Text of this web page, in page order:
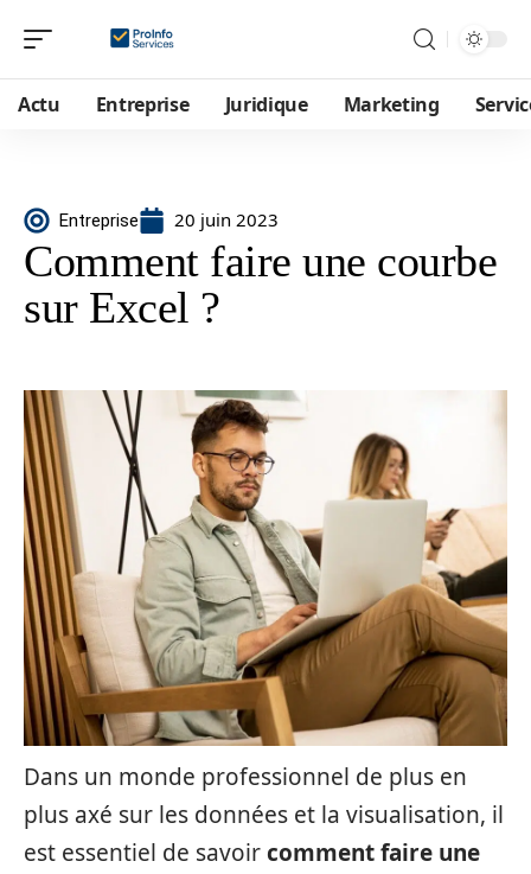
Actu Entreprise Juridique Marketing
Entreprise 20 juin 2023
Comment faire une courbe
sur Excel ?
Dans un monde professionnel de plus en
plus axé sur les données et la visualisation, il
est essentiel de savoircomment faire une